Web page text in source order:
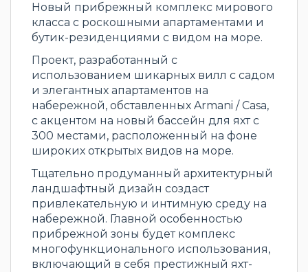
Новый прибрежный комплекс мирового
класса с роскошными апартаментами и
бутик-резиденциями с видом на море.
Проект, разработанный с
использованием шикарных вилл с садом
и элегантных апартаментов на
набережной, обставленных Armani / Casa,
с акцентом на новый бассейн для яхт с
300 местами, расположенный на фоне
широких открытых видов на море.
Тщательно продуманный архитектурный
ландшафтный дизайн создаст
привлекательную и интимную среду на
набережной. Главной особенностью
прибрежной зоны будет комплекс
многофункционального использования,
включающий в себя престижный яхт-